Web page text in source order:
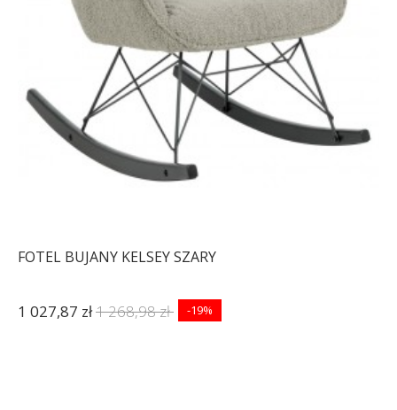
FOTEL BUJANY KELSEY SZARY
1 027,87 zł1 268,98 zł -19%